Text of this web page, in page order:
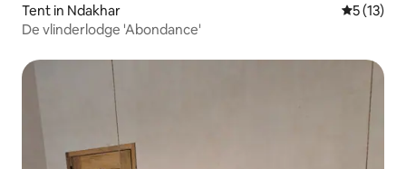
Tent in Ndakhar
5 (13)
De vlinderlodge 'Abondance'